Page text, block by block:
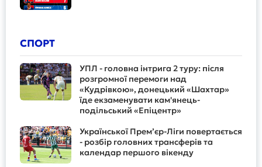
СПОРТ
УПЛ - головна інтрига 2 туру: після
розгромної перемоги над
«Кудрівкою», донецький «Шахтар»
їде екзаменувати кам'янець-
подільський «Епіцентр»
Української Прем’єр-Ліги повертається
- розбір головних трансферів та
календар першого вікенду